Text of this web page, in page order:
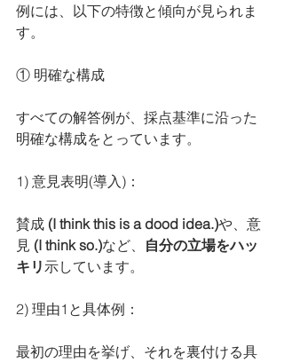
例には、以下の特徴と傾向が見られま
す。
① 明確な構成
すべての解答例が、採点基準に沿った
明確な構成をとっています。
1) 意見表明(導入)：
賛成 (I think this is a dood idea.)や、意
見 (I think so.)など、 自分の立場をハッ
キリ示しています。
2) 理由1と具体例：
最初の理由を挙げ、それを裏付ける具